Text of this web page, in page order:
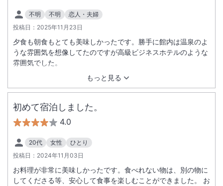
不明 不明
恋人・夫婦
投稿日： 2025年11月23日
もっと見る
夕食も朝食もとても美味しかったです。勝手に館内は温泉のよ
うな雰囲気を想像してたのですが高級ビジネスホテルのような
雰囲気でした。
初めて宿泊しました。
4.0
20代 女性
ひとり
投稿日： 2024年11月03日
お料理が非常に美味しかったです。食べれない物は、別の物に
してくださる等、安心して食事を楽しむことができました。 お